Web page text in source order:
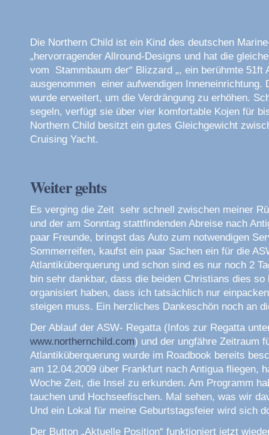
Die Northern Child ist ein Kind des deutschen
„hervorragender Allround-Designs und hat die
vom Stammbaum der“ Blizzard „, ein berühmte 51ft
ausgenommen einer aufwendigen Inneneinrichtung.
wurde erweitert, um die Verdrängung zu erhöhen.
segeln, verfügt sie über vier komfortable Kojen für
Northern Child besitzt ein gutes Gleichgewicht
Cruising Yacht.
Weiter gehts
Es verging die Zeit sehr schnell zwischen meiner
und der am Sonntag stattfindenden Abreise nach
paar Freunde, bringst das Auto zum notwendigen
Sommerreifen, kaufst ein paar Sachen ein für die
Atlantiküberquerung und schon sind es nur noch 2
bin sehr dankbar, dass die beiden Christians dies so
organisiert haben, dass ich tatsächlich nur
steigen muss. Ein herzliches Dankeschön noch an
Der Ablauf der ASW- Regatta (Infos zur Regatta
www.northernchild.com) und der ungfähre Zeitraum
Atlantiküberquerung wurde im Roadbook bereits
am 12.04.2009 über Frankfurt nach Antigua fliegen,
Woche Zeit, die Insel zu erkunden. Am Programm
tauchen und Hochseefischen. Mal sehen, was wir
Und ein Lokal für meine Geburtstagsfeier wird sich
Der Button „Aktuelle Position“ funktioniert jetzt